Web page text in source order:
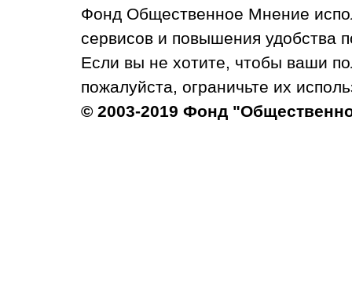
Фонд Общественное Мнение
сервисов и повышения удобства
Если вы не хотите, чтобы ваши
пожалуйста, ограничьте их
© 2003-2019 Фонд